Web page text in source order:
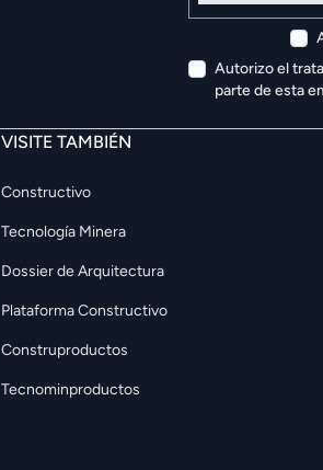
Autorizo el
parte de esta
VISITE TAMBIÉN
Constructivo
Tecnología Minera
Dossier de Arquitectura
Plataforma Constructivo
Construproductos
Tecnominproductos